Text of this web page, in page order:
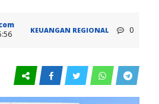
KEUANGAN REGIONAL 0